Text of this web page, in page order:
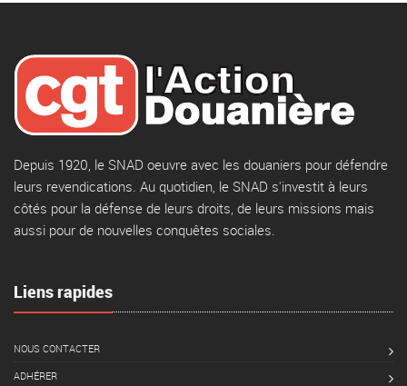
Depuis 1920, le SNAD oeuvre avec les douaniers pour défendre
leurs revendications. Au quotidien, le SNAD s'investit à leurs
côtés pour la défense de leurs droits, de leurs missions mais
aussi pour de nouvelles conquêtes sociales.
Liens rapides
NOUS CONTACTER
ADHÉRER